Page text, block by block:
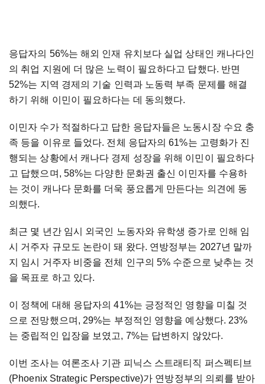
응답자의 56%는 해외 인재 유치보다 실업 상태인 캐나다인
의 취업 지원에 더 많은 노력이 필요하다고 답했다. 반면
52%는 지역 경제의 기술 인력과 노동력 부족 문제를 해결
하기 위해 이민이 필요하다는 데 동의했다.
이민자 수가 적절하다고 답한 응답자들은 노동시장 수요 충
족 등을 이유로 들었다. 전체 응답자의 61%는 고령화가 진
행되는 상황에서 캐나다 경제 성장을 위해 이민이 필요하다
고 답했으며, 58%는 다양한 문화권 출신 이민자를 수용하
는 것이 캐나다 문화를 더욱 풍요롭게 만든다는 의견에 동
의했다.
최근 몇 년간 임시 외국인 노동자와 유학생 증가로 인해 임
시 거주자 규모도 논란이 돼 왔다. 연방정부는 2027년 말까
지 임시 거주자 비중을 전체 인구의 5% 수준으로 낮추는 것
을 목표로 하고 있다.
이 정책에 대해 응답자의 41%는 긍정적인 영향을 미칠 것
으로 전망했으며, 29%는 부정적인 영향을 예상했다. 23%
는 중립적인 입장을 보였고, 7%는 답변하지 않았다.
이번 조사는 여론조사 기관 피닉스 스트래티직 퍼스펙티브
(Phoenix Strategic Perspective)가 연방정부의 의뢰를 받아